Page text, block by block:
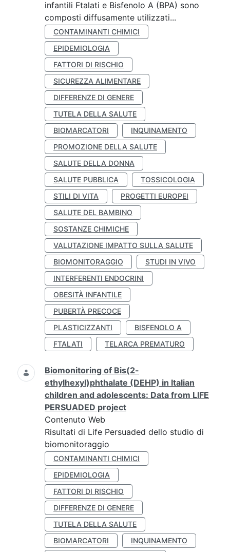
infantili Ftalati e Bisfenolo A (BPA) sono
composti diffusamente utilizzati...
CONTAMINANTI CHIMICI
EPIDEMIOLOGIA
FATTORI DI RISCHIO
SICUREZZA ALIMENTARE
DIFFERENZE DI GENERE
TUTELA DELLA SALUTE
BIOMARCATORI
INQUINAMENTO
PROMOZIONE DELLA SALUTE
SALUTE DELLA DONNA
SALUTE PUBBLICA
TOSSICOLOGIA
STILI DI VITA
PROGETTI EUROPEI
SALUTE DEL BAMBINO
SOSTANZE CHIMICHE
VALUTAZIONE IMPATTO SULLA SALUTE
BIOMONITORAGGIO
STUDI IN VIVO
INTERFERENTI ENDOCRINI
OBESITÀ INFANTILE
PUBERTÀ PRECOCE
PLASTICIZZANTI
BISFENOLO A
FTALATI
TELARCA PREMATURO
Biomonitoring of Bis(2-
ethylhexyl)phthalate (DEHP) in Italian
children and adolescents: Data from LIFE
PERSUADED project
Contenuto Web
Risultati di Life Persuaded dello studio di
biomonitoraggio
CONTAMINANTI CHIMICI
EPIDEMIOLOGIA
FATTORI DI RISCHIO
DIFFERENZE DI GENERE
TUTELA DELLA SALUTE
BIOMARCATORI
INQUINAMENTO